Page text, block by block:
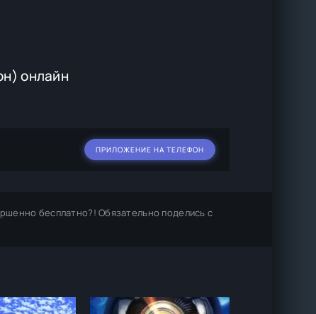
онлайн
ПРИЛОЖЕНИЕ НА ТЕЛЕФОН
бесплатно?! Обязательно поделись с